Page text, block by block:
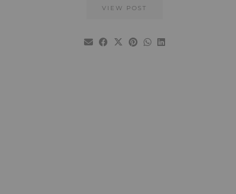
VIEW POST